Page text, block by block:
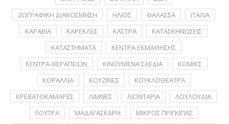
ΖΩΓΡΑΦΙΚΗ ΔΙΑΚΟΣΜΗΣΗ
ΗΛΙΟΣ ΘΑΛΑΣΣΑ
ΙΤΑΛΙΑ
ΚΑΡΑΒΙΑ
ΚΑΡΕΚΛΕΣ ΚΑΣΤΡΑ
ΚΑΤΑΣΚΗΝΩΣΕΙΣ
ΚΑΤΑΣΤΗΜΑΤΑ
ΚΕΝΤΡΑ ΕΚΜΑΘΗΣΗΣ
ΚΕΝΤΡΑ ΘΕΡΑΠΕΙΩΝ
ΚΙΝΟΥΜΕΝΑ ΣΧΕΔΙΑ
ΚΟΜΙΚΣ
ΚΟΡΑΛΛΙΑ
ΚΟΥΖΙΝΕΣ
ΚΟΥΚΛΟΘΕΑΤΡΑ
ΚΡΕΒΑΤΟΚΑΜΑΡΕΣ
ΛΙΜΝΕΣ ΛΙΟΝΤΑΡΙΑ
ΛΟΥΛΟΥΔΙΑ
ΛΟΥΤΡΑ
ΜΑΔΑΓΑΣΚΑΡΗ
ΜΙΚΡΟΣ ΠΡΙΓΚΙΠΑΣ